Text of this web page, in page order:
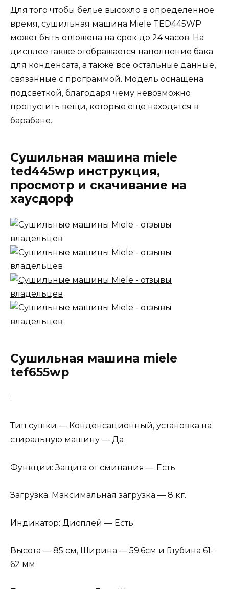
Для того чтобы белье высохло в определенное
время, сушильная машина Miele TED445WP
может быть отложена на срок до 24 часов. На
дисплее также отображается наполнение бака
для конденсата, а также все остальные данные,
связанные с программой. Модель оснащена
подсветкой, благодаря чему невозможно
пропустить вещи, которые еще находятся в
барабане.
Сушильная машина miele
ted445wp инструкция,
просмотр и скачивание на
хаусдорф
Сушильная машина miele
tef655wp
:
Тип сушки — Конденсационный, установка на
стиральную машину — Да
Функции: Защита от сминания — Есть
Загрузка: Максимальная загрузка — 8 кг.
Индикатор: Дисплей — Есть
Высота — 85 см, Ширина — 59.6см и Глубина 61-
62 мм